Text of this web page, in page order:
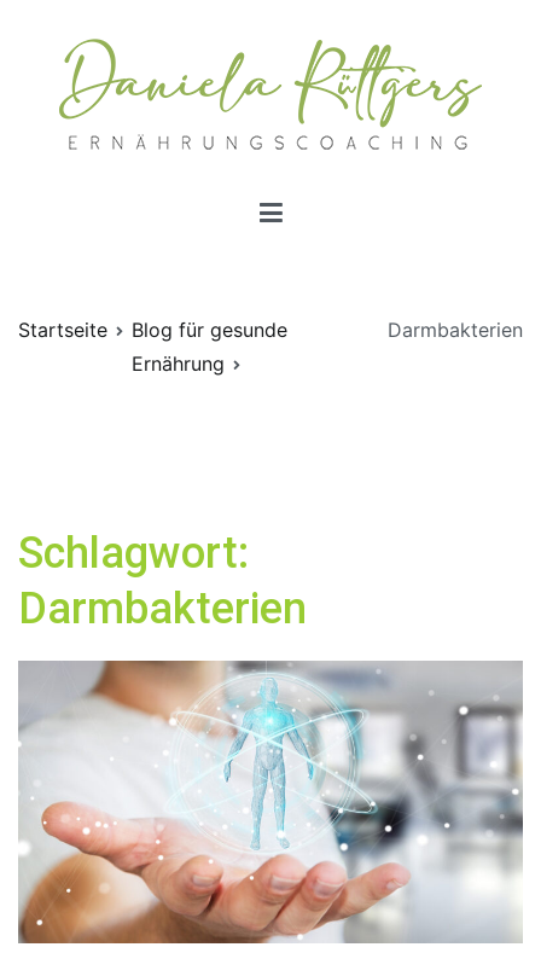
springen
Startseite
Blog für gesunde
Ernährung
Darmbakterien
Schlagwort:
Darmbakterien